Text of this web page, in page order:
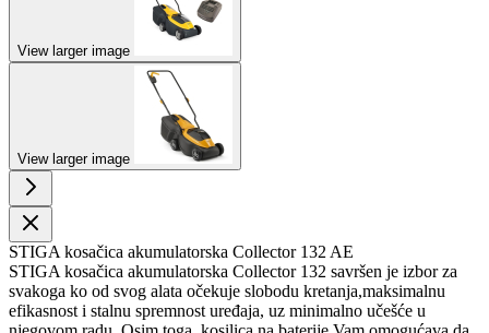
View larger image
View larger image
STIGA kosačica akumulatorska Collector 132 AE
STIGA kosačica akumulatorska Collector 132 savršen je izbor za
svakoga ko od svog alata očekuje slobodu kretanja,maksimalnu
efikasnost i stalnu spremnost uređaja, uz minimalno učešće u